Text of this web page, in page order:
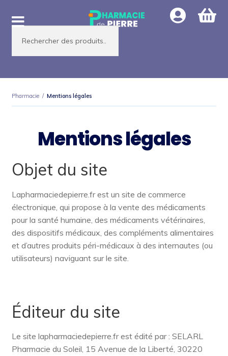
Aller
à
navigation
Aller
au
contenu
Pharmacie / Mentions légales
Mentions légales
Objet du site
Lapharmaciedepierre.fr est un site de commerce
électronique, qui propose à la vente des médicaments
pour la santé humaine, des médicaments vétérinaires,
des dispositifs médicaux, des compléments alimentaires
et d’autres produits péri-médicaux à des internautes (ou
utilisateurs) naviguant sur le site.
Éditeur du site
Le site lapharmaciedepierre.fr est édité par : SELARL
Pharmacie du Soleil, 15 Avenue de la Liberté, 30220